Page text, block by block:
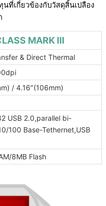
ที่เกี่ยวข้องกับวัสดุสิ้นเปลือง
MARK III
& Direct Thermal
/ 4.16″(106mm)
USB 2.0,parallel bi-
100 Base-Tethernet,USB
8MB Flash